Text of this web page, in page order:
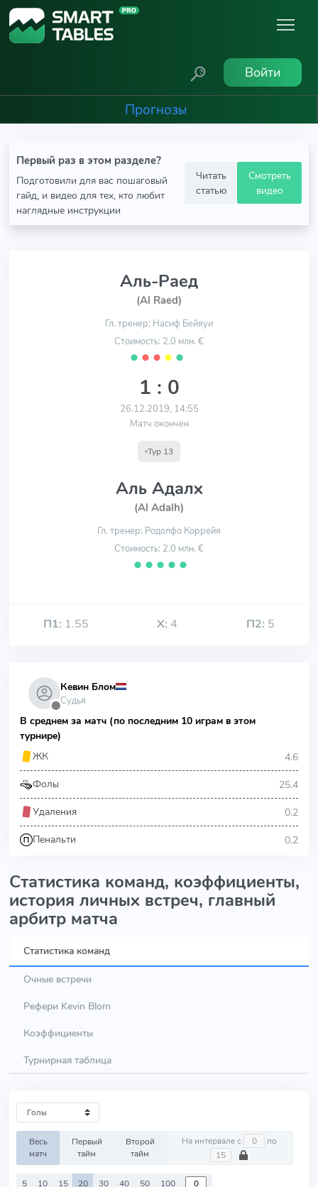
Войти
Прогнозы
Первый раз в этом разделе?
Подготовили для вас пошаговый
гайд, и видео для тех, кто любит
наглядные инструкции
Читать
статью
Смотреть
видео
Аль-Раед
(Al Raed)
Гл. тренер: Насиф Бейяуи
Стоимость: 2.0 млн. €
⬤ ⬤ ⬤ ⬤ ⬤
1 : 0
26.12.2019, 14:55
Матч окончен
Тур 13
Аль Адалх
(Al Adalh)
Гл. тренер: Родолфо Коррейя
Стоимость: 2.0 млн. €
⬤ ⬤ ⬤ ⬤ ⬤
П1: 1.55 Х: 4 П2: 5
⬤
Кевин Блом
Судья
В среднем за матч (по последним 10 играм в этом
турнире)
ЖК
4.6
Фолы 25.4
Удаления 0.2
Пенальти 0.2
Статистика команд, коэффициенты,
история личных встреч, главный
арбитр матча
Статистика команд
Очные встречи
Рефери Kevin Blom
Коэффициенты
Турнирная таблица
Весь
матч
Первый
тайм
Второй
тайм
На интервале с по
5 10 15 20 30 40 50 100